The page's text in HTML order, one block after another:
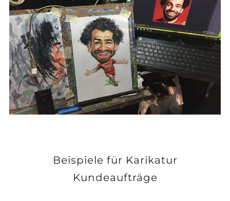
Beispiele für Karikatur
Kundeaufträge